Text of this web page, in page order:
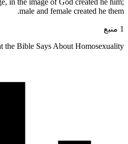
male and female created he them.
1 منبع
the Bible Says About Homosexuality